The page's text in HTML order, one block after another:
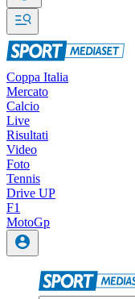
Coppa Italia
Mercato
Calcio
Live
Risultati
Video
Foto
Tennis
Drive UP
F1
MotoGp